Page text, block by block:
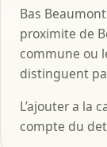
Bas
proximite de
commune ou
distinguent
L’ajouter a la
compte du